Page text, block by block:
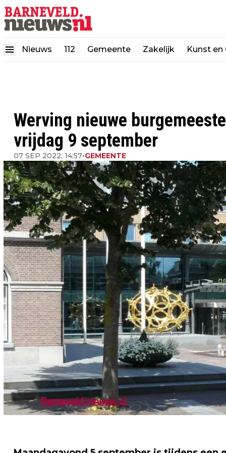
Nieuws 112 Gemeente Zakelijk Kunst en
Werving nieuwe
vrijdag 9 september
07 SEP 2022, 14:57•GEMEENTE